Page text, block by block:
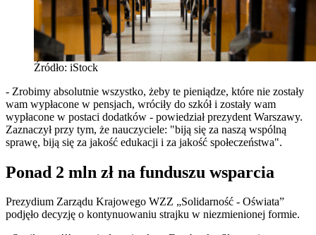
Źródło: iStock
- Zrobimy absolutnie wszystko, żeby te pieniądze, które nie zostały
wam wypłacone w pensjach, wróciły do szkół i zostały wam
wypłacone w postaci dodatków - powiedział prezydent Warszawy.
Zaznaczył przy tym, że nauczyciele: "biją się za naszą wspólną
sprawę, biją się za jakość edukacji i za jakość społeczeństwa".
Ponad 2 mln zł na funduszu wsparcia
Prezydium Zarządu Krajowego WZZ „Solidarność - Oświata”
podjęło decyzję o kontynuowaniu strajku w niezmienionej formie.